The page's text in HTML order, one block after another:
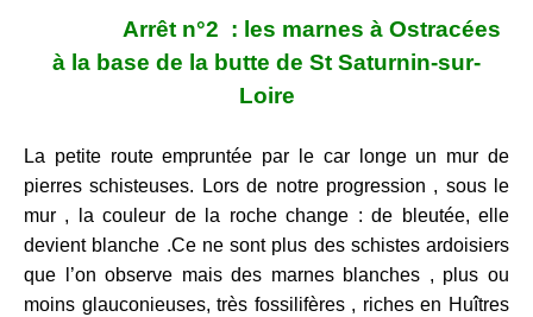
Arrêt n°2 : les marnes à Ostracées
à la base de la butte de St Saturnin-sur-
Loire
La petite route empruntée par le car longe un mur de
pierres schisteuses. Lors de notre progression , sous le
mur , la couleur de la roche change : de bleutée, elle
devient blanche .Ce ne sont plus des schistes ardoisiers
que l’on observe mais des marnes blanches , plus ou
moins glauconieuses, très fossilifères , riches en Huîtres